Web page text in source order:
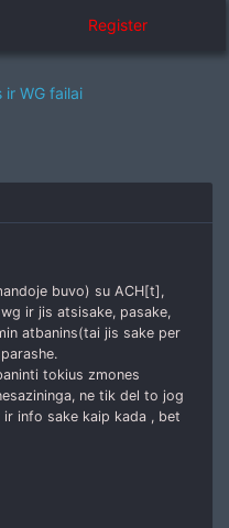
Register
ir WG failai
buvo) su ACH[t],
ir jis atsisake, pasake,
atbanins(tai jis sake per
tokius zmones
ne tik del to jog
info sake kaip kada , bet